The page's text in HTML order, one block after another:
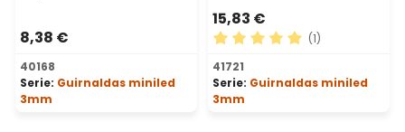
8,38 €
40168
Serie: Guirnaldas miniled
3mm
15,83 €
Calificación promedio de
(1)
41721
Serie: Guirnaldas miniled
3mm